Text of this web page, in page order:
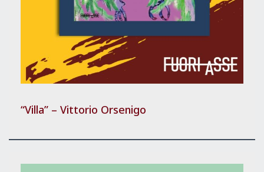
“Villa” – Vittorio Orsenigo